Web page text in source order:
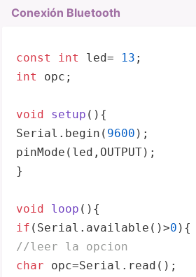
en cm
Conexión Bluetooth
const int led= 13
int
opc;
void setup () {
Serial. begin ( 9600
pinMode (led,OUTPUT);
}
void loop ()
if (Serial. available ()>0
//leer la opcion
char opc=Serial. read ();